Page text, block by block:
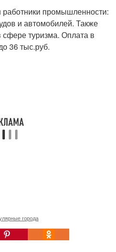
работники промышленности:
и автомобилей. Также
туризма. Оплата в
36 тыс.руб.
города